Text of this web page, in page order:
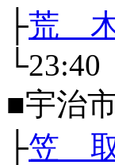
├荒
■宇治
├笠